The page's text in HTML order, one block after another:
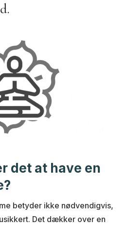
det at have en
betyder ikke nødvendigvis,
Det dækker over en